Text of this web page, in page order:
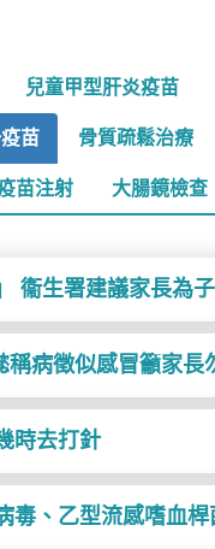
兒童甲型肝炎疫苗
苗 骨質疏鬆治療
苗注射 大腸鏡檢查
衞生署建議家長為
稱病徵似感冒籲家長
時去打針
、乙型流感嗜血桿